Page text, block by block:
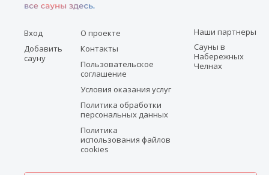
Вход
Добавить
сауну
О проекте
Контакты
Пользовательское
соглашение
Условия оказания услуг
Политика обработки
персональных данных
Политика
использования файлов
cookies
Наши партнеры
Сауны в
Набережных
Челнах